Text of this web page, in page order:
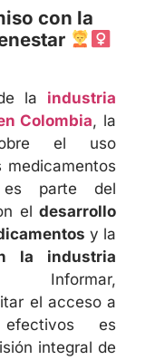
con la
la industria
Colombia, la
el uso
es parte del
eldesarrollo
y la
la industria
Informar,
el acceso a
efectivos es
integral de